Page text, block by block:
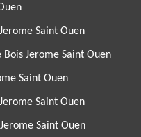
Saint Ouen
Bois Jerome Saint Ouen
Saint Ouen
Saint Ouen
Saint Ouen